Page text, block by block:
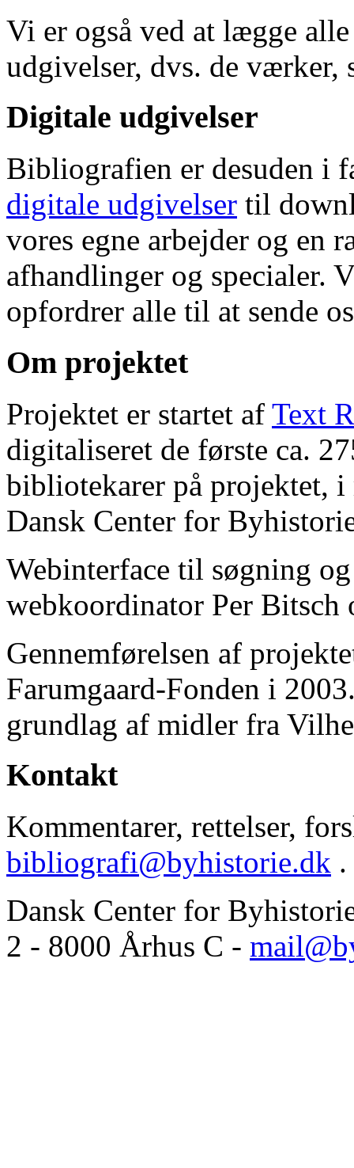
Vi er også ved at lægge
udgivelser, dvs. de værker,
Digitale udgivelser
Bibliografien er desuden i
digitale udgivelser til
vores egne arbejder og en
afhandlinger og specialer.
opfordrer alle til at sende
Om projektet
Projektet er startet af Text
digitaliseret de første ca.
bibliotekarer på projektet, i
Dansk Center for
Webinterface til søgning
webkoordinator Per Bitsch
Gennemførelsen af
Farumgaard-Fonden i
grundlag af midler fra
Kontakt
Kommentarer, rettelser,
bibliografi@byhistorie.dk .
Dansk Center for
2 - 8000 Århus C -